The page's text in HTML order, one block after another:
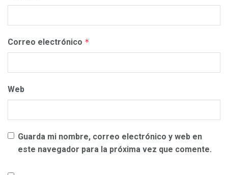
Correo electrónico *
Web
Guarda mi nombre, correo electrónico y web en
este navegador para la próxima vez que comente.